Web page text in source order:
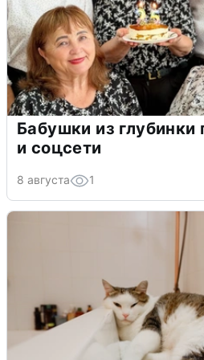
Бабушки из глубинки
и соцсети
8 августа 1